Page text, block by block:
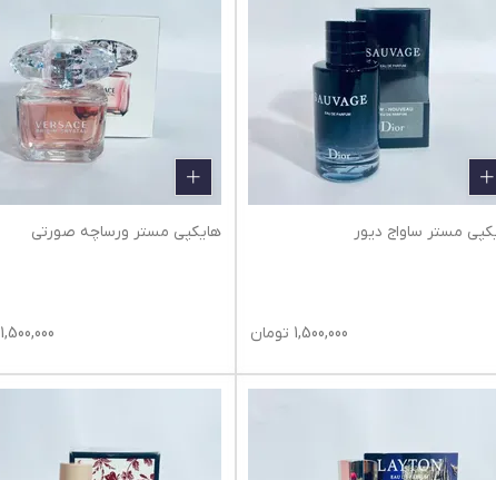
مستر ساواج دیور
1,500,000 تومان
هایکپی مستر ورساچه صورتی
1,500,000